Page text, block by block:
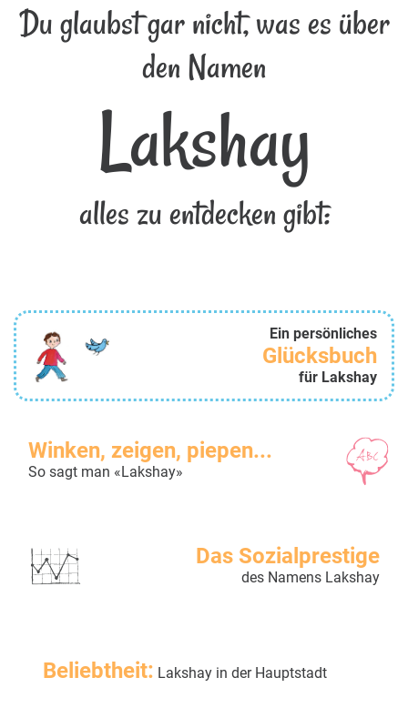
Du glaubst gar nicht, was es über
den Namen
Lakshay
alles zu entdecken gibt:
Ein persönliches
Glücksbuch
für Lakshay
Winken, zeigen, piepen...
So sagt man «Lakshay»
Das Sozialprestige
des Namens Lakshay
Beliebtheit: Lakshay in der Hauptstadt